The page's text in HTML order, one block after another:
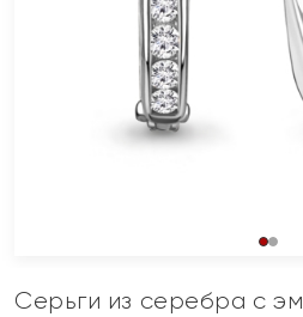
Серьги из серебра с